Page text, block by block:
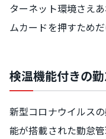
ターネット環境さえ
ムカードを押すため
検温機能付きの
新型コロナウイルス
能が搭載された勤怠